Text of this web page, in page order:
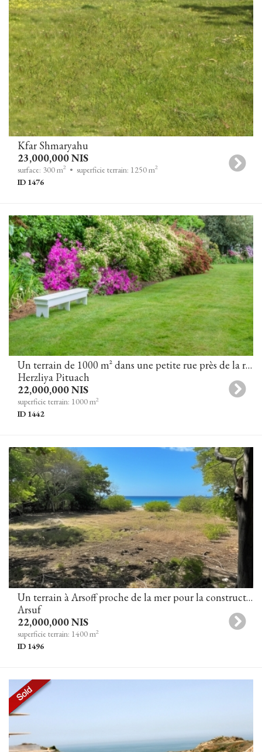
Kfar Shmaryahu
23,000,000 NIS
surface: 300 m2 • superficie terrain: 1250 m2
ID 1476
Un terrain de 1000 m² dans une petite rue près de la rue Hashel pour la construction d'une villa à Herzliya Pituach
Herzliya Pituach
22,000,000 NIS
superficie terrain: 1000 m2
ID 1442
Un terrain à Arsoff proche de la mer pour la construction de 2 villas (en cours d'obtention d'un permis de construire)
Arsuf
22,000,000 NIS
superficie terrain: 1400 m2
ID 1496